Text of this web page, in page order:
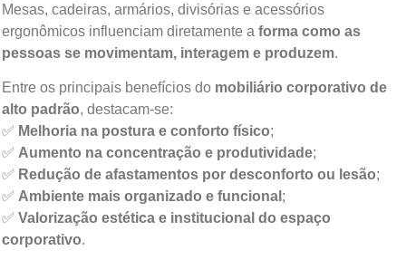
Mesas, cadeiras, armários, divisórias e acessórios
ergonômicos influenciam diretamente a forma como as
pessoas se movimentam, interagem e produzem.
Entre os principais benefícios do mobiliário corporativo de
alto padrão, destacam-se:
✅ Melhoria na postura e conforto físico;
✅ Aumento na concentração e produtividade;
✅ Redução de afastamentos por desconforto ou lesão;
✅ Ambiente mais organizado e funcional ;
✅ Valorização estética e institucional do espaço
corporativo.